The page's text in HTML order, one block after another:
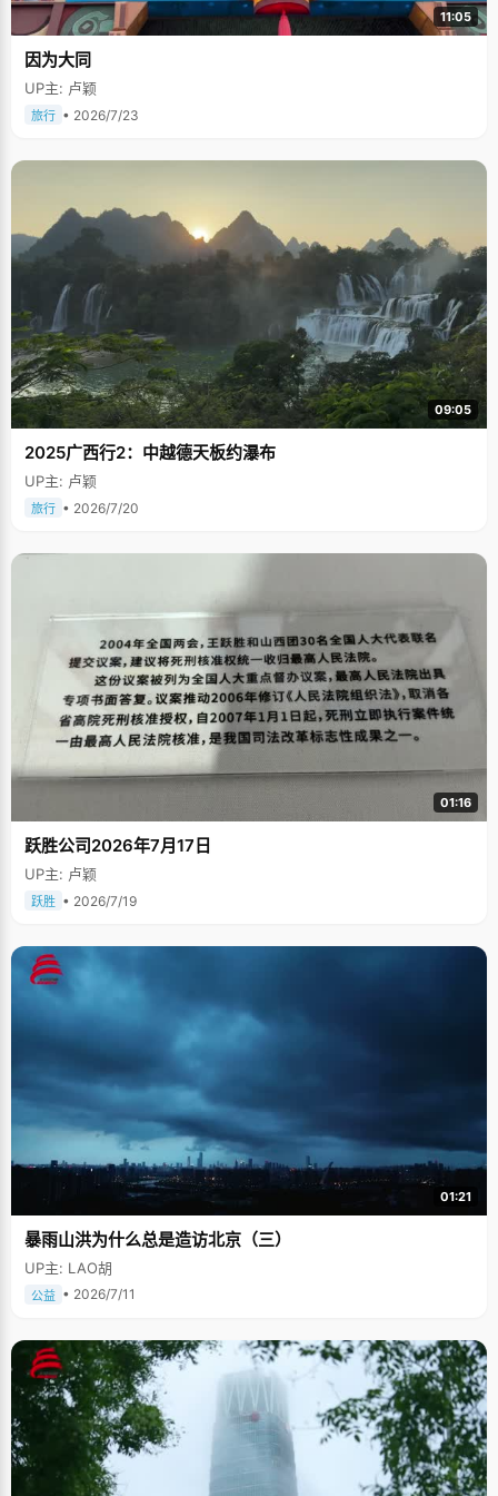
11:05
因为大同
UP主: 卢颖
旅行 • 2026/7/23
09:05
2025广西行2：中越德天板约瀑布
UP主: 卢颖
旅行 • 2026/7/20
01:16
跃胜公司2026年7月17日
UP主: 卢颖
跃胜 • 2026/7/19
01:21
暴雨山洪为什么总是造访北京（三）
UP主: LAO胡
公益 • 2026/7/11